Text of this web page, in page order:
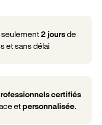
seulement2 joursde
et sans délai
certifiés
etpersonnalisée.